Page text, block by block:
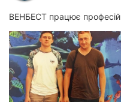
ВЕНБЕСТ працює